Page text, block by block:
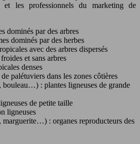
et les professionnels du marketing de
dominés par des arbres
dominés par des herbes
avec des arbres dispersés
et sans arbres
denses
palétuviers dans les zones côtières
bouleau…) : plantes ligneuses de grande
de petite taille
ligneuses
marguerite…) : organes reproducteurs des